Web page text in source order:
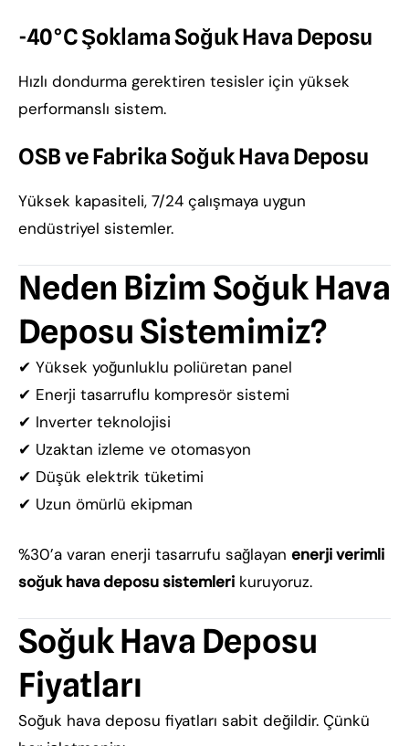
-40°C Şoklama Soğuk Hava Deposu
Hızlı dondurma gerektiren tesisler için yüksek
performanslı sistem.
OSB ve Fabrika Soğuk Hava Deposu
Yüksek kapasiteli, 7/24 çalışmaya uygun
endüstriyel sistemler.
Neden Bizim Soğuk Hava
Deposu Sistemimiz?
✔ Yüksek yoğunluklu poliüretan panel
✔ Enerji tasarruflu kompresör sistemi
✔ Inverter teknolojisi
✔ Uzaktan izleme ve otomasyon
✔ Düşük elektrik tüketimi
✔ Uzun ömürlü ekipman
%30’a varan enerji tasarrufu sağlayan enerji verimli
soğuk hava deposu sistemleri kuruyoruz.
Soğuk Hava Deposu
Fiyatları
Soğuk hava deposu fiyatları sabit değildir. Çünkü